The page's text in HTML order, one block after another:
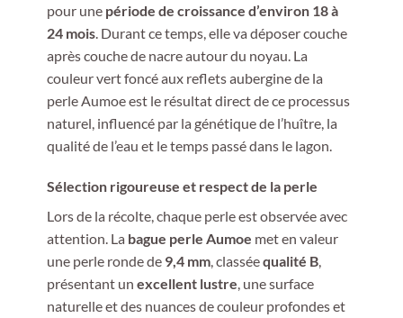
pour une période de croissance d’environ 18 à
24 mois. Durant ce temps, elle va déposer couche
après couche de nacre autour du noyau. La
couleur vert foncé aux reflets aubergine de la
perle Aumoe est le résultat direct de ce processus
naturel, influencé par la génétique de l’huître, la
qualité de l’eau et le temps passé dans le lagon.
Sélection rigoureuse et respect de la perle
Lors de la récolte, chaque perle est observée avec
attention. La bague perle Aumoe met en valeur
une perle ronde de 9,4 mm, classéequalité B,
présentant un excellent lustre, une surface
naturelle et des nuances de couleur profondes et